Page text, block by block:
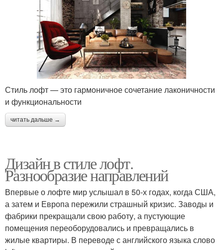
Стиль лофт — это гармоничное сочетание лаконичности
и функциональности
читать дальше →
Дизайн в стиле лофт.
Разнообразие направлений
Впервые о лофте мир услышал в 50-х годах, когда США,
а затем и Европа пережили страшный кризис. Заводы и
фабрики прекращали свою работу, а пустующие
помещения переоборудовались и превращались в
жилые квартиры. В переводе с английского языка слово